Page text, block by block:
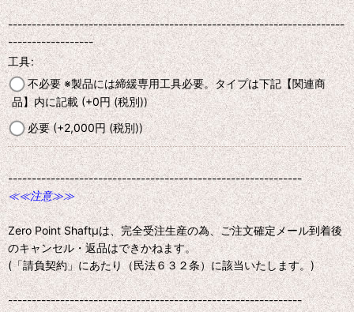
-----------------------------------------------------------------------
------------------
工具:
不必要 ※製品には締緩専用工具必要。タイプは下記【関連商
品】内に記載(+0円 (税別))
必要(+2,000円 (税別))
--------------------------------------------------------------
≪≪注意≫≫
Zero Point Shaftμは、完全受注生産の為、ご注文確定メール到着後
のキャンセル・返品はできかねます。
(「請負契約」にあたり（民法６３２条）に該当いたします。)
--------------------------------------------------------------